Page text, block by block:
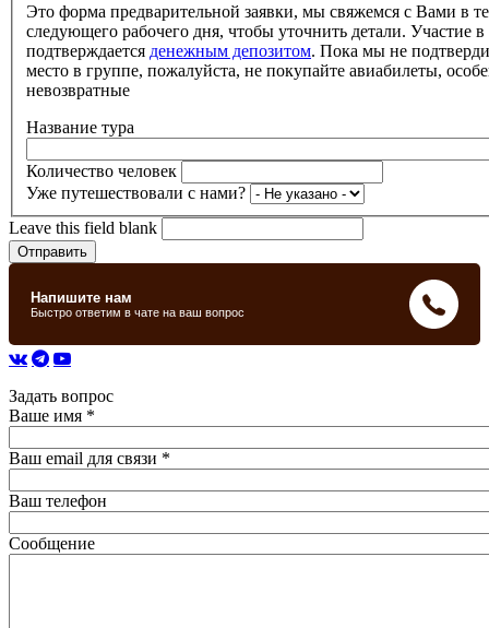
Это форма предварительной заявки, мы свяжемся с Вами в
следующего рабочего дня, чтобы уточнить детали. Участие в
подтверждается денежным депозитом. Пока мы не
место в группе, пожалуйста, не покупайте авиабилеты,
невозвратные
Название тура
Количество человек
Уже путешествовали с нами?
Leave this field blank
Задать вопрос
Ваше имя *
Ваш email для связи *
Ваш телефон
Сообщение